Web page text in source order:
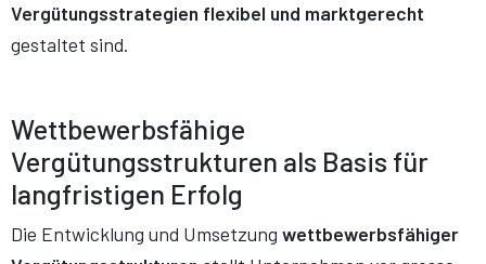
Vergütungsstrategien flexibel und marktgerecht
gestaltet sind.
Wettbewerbsfähige
Vergütungsstrukturen als Basis für
langfristigen Erfolg
Die Entwicklung und Umsetzung wettbewerbsfähiger